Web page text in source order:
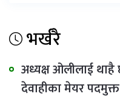
भर्खरै
अध्यक्ष ओलीलाई
देवाहीका मेयर पदमुक्त